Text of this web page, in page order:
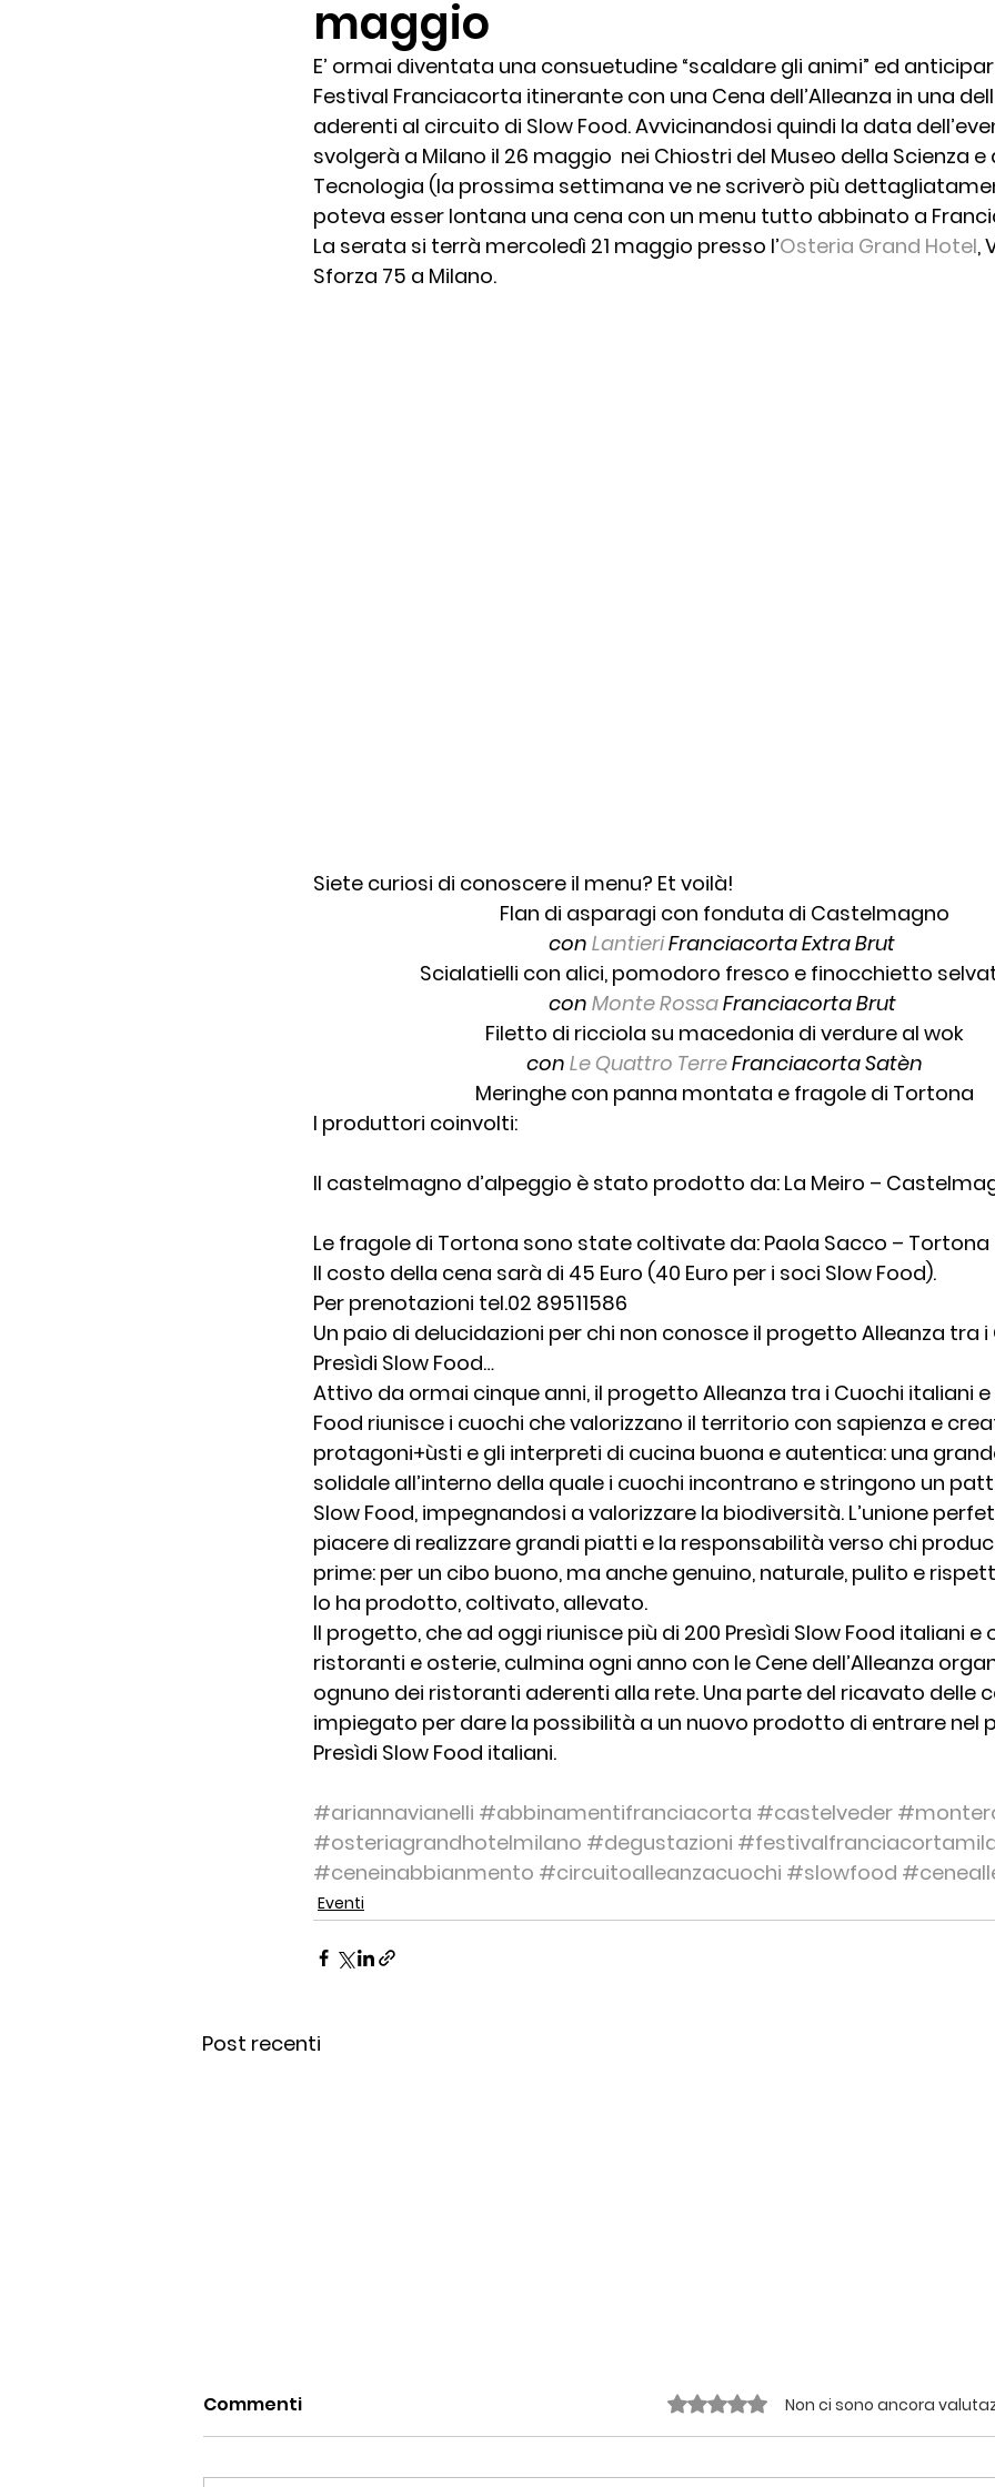
Mortadella Post e foto
Ricette e Franciacorta Ricette Tradizione Ristoranti Slow Food
Pensieri sparsi Vini
maggio
E’ ormai diventata una consuetudine “scaldare gli animi” ed
Festival Franciacorta itinerante con una Cena dell’Alleanza in una
aderenti al circuito di Slow Food. Avvicinandosi quindi la data
svolgerà a Milano il 26 maggio nei Chiostri del Museo della Scienza
Tecnologia (la prossima settimana ve ne scriverò più
poteva esser lontana una cena con un menu tutto abbinato a
La serata si terrà mercoledì 21 maggio presso l’Osteria Grand Hotel,
Sforza 75 a Milano.
Siete curiosi di conoscere il menu? Et voilà!
Flan di asparagi con fonduta di Castelmagno
con Lantieri Franciacorta Extra Brut
Scialatielli con alici, pomodoro fresco e finocchietto
con Monte Rossa Franciacorta Brut
Filetto di ricciola su macedonia di verdure al wok
con Le Quattro Terre Franciacorta Satèn
Meringhe con panna montata e fragole di Tortona
I produttori coinvolti:
Il castelmagno d’alpeggio è stato prodotto da: La Meiro –
Le fragole di Tortona sono state coltivate da: Paola Sacco – Tortona
Il costo della cena sarà di 45 Euro (40 Euro per i soci Slow Food).
Per prenotazioni tel.02 89511586
Un paio di delucidazioni per chi non conosce il progetto Alleanza tra
Presìdi Slow Food…
Attivo da ormai cinque anni, il progetto Alleanza tra i Cuochi italiani e
Food riunisce i cuochi che valorizzano il territorio con sapienza e
protagoni+ùsti e gli interpreti di cucina buona e autentica: una
solidale all’interno della quale i cuochi incontrano e stringono un
Slow Food, impegnandosi a valorizzare la biodiversità. L’unione
piacere di realizzare grandi piatti e la responsabilità verso chi
prime: per un cibo buono, ma anche genuino, naturale, pulito e
lo ha prodotto, coltivato, allevato.
Il progetto, che ad oggi riunisce più di 200 Presìdi Slow Food italiani e
ristoranti e osterie, culmina ogni anno con le Cene dell’Alleanza
ognuno dei ristoranti aderenti alla rete. Una parte del ricavato delle
impiegato per dare la possibilità a un nuovo prodotto di entrare nel
Presìdi Slow Food italiani.
#ariannavianelli #abbinamentifranciacorta #castelveder
#osteriagrandhotelmilano #degustazioni
#ceneinabbianmento #circuitoalleanzacuochi #slowfood
Eventi
Post recenti
Commenti Valutazione 0 stelle su 5.
Non ci sono ancora